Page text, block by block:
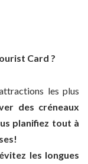
Card ?
les plus
des créneaux
planifiez tout à
les longues